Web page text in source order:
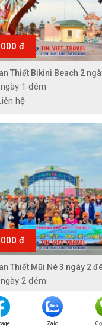
đ
Thiết Bikini Beach 2
1 đêm
hệ
đ
Thiết Mũi Né 3 ngày 2
2 đêm
hệ
Zalo